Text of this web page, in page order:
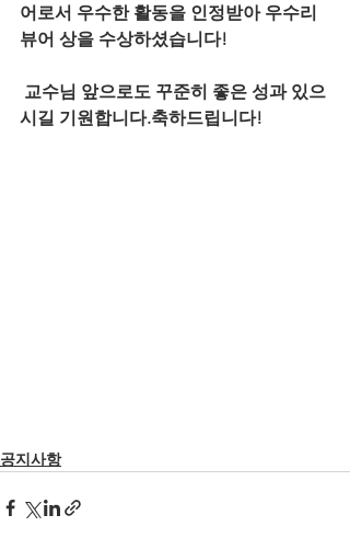
어로서 우수한 활동을 인정받아 우수리
뷰어 상을 수상하셨습니다!
시길 기원합니다.축하드립니다!
공지사항